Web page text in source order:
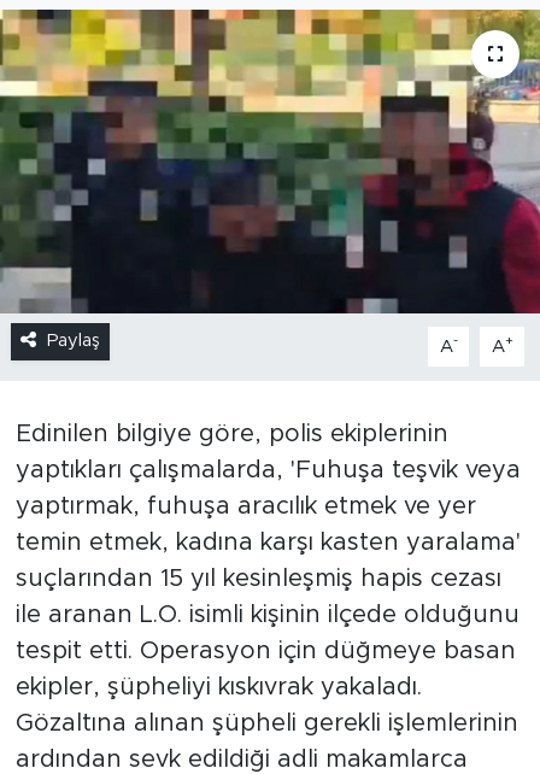
Paylaş A- A+
Edinilen bilgiye göre, polis ekiplerinin
yaptıkları çalışmalarda, 'Fuhuşa teşvik veya
yaptırmak, fuhuşa aracılık etmek ve yer
temin etmek, kadına karşı kasten yaralama'
suçlarından 15 yıl kesinleşmiş hapis cezası
ile aranan L.O. isimli kişinin ilçede olduğunu
tespit etti. Operasyon için düğmeye basan
ekipler, şüpheliyi kıskıvrak yakaladı.
Gözaltına alınan şüpheli gerekli işlemlerinin
ardından sevk edildiği adli makamlarca